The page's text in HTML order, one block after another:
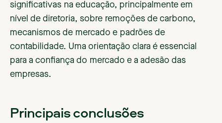
significativas na educação, principalmente em
nível de diretoria, sobre remoções de carbono,
mecanismos de mercado e padrões de
contabilidade. Uma orientação clara é essencial
para a confiança do mercado e a adesão das
empresas.
Principais conclusões